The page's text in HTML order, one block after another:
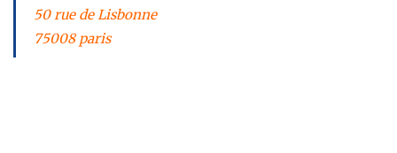
50 rue de Lisbonne
75008 paris